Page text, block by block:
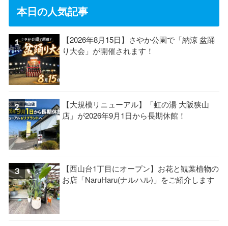
本日の人気記事
【2026年8月15日】さやか公園で「納涼 盆踊
り大会」が開催されます！
【大規模リニューアル】「虹の湯 大阪狭山
店」が2026年9月1日から長期休館！
【西山台1丁目にオープン】お花と観葉植物の
お店「NaruHaru(ナルハル)」をご紹介します